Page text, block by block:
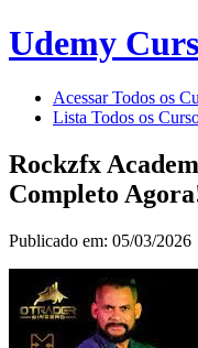
Udemy
Acessar Todos os
Lista Todos os
Rockzfx
Completo
Publicado em: 05/03/2026